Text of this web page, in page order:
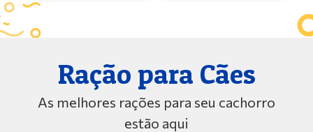
Ração para Cães
As melhores rações para seu cachorro
estão aqui